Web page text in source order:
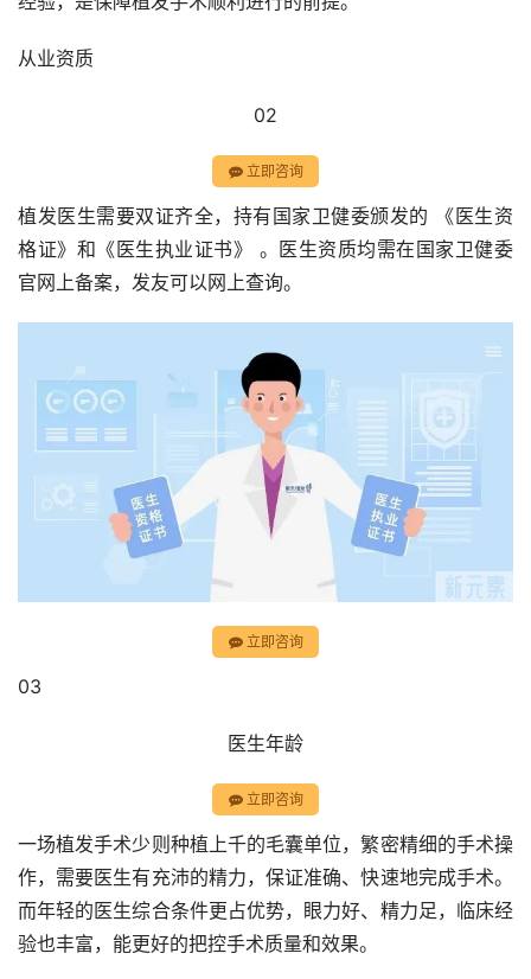
从业资质
02
立即咨询
植发医生需要双证齐全，持有国家卫健委颁发的 《医生资
格证》和《医生执业证书》 。医生资质均需在国家卫健委
官网上备案，发友可以网上查询。
立即咨询
03
医生年龄
立即咨询
一场植发手术少则种植上千的毛囊单位，繁密精细的手术操
作，需要医生有充沛的精力，保证准确、快速地完成手术。
而年轻的医生综合条件更占优势，眼力好、精力足，临床经
验也丰富，能更好的把控手术质量和效果。